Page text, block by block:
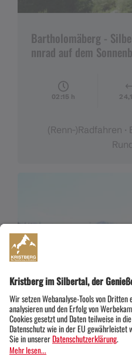
Bartholomäberg -
nnrad auf dem
02:15 h
(Renn-)Radfahren